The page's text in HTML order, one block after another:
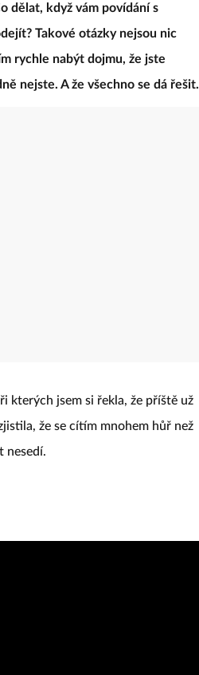
dělat, když vám povídání s
Takové otázky nejsou nic
rychle nabýt dojmu, že jste
nejste. A že všechno se dá řešit.
kterých jsem si řekla, že příště už
že se cítím mnohem hůř než
nesedí.